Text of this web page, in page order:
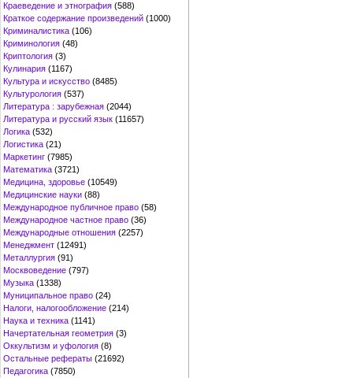
Краеведение и этнография (588)
Краткое содержание произведений (1000)
Криминалистика (106)
Криминология (48)
Криптология (3)
Кулинария (1167)
Культура и искусство (8485)
Культурология (537)
Литература : зарубежная (2044)
Литература и русский язык (11657)
Логика (532)
Логистика (21)
Маркетинг (7985)
Математика (3721)
Медицина, здоровье (10549)
Медицинские науки (88)
Международное публичное право (58)
Международное частное право (36)
Международные отношения (2257)
Менеджмент (12491)
Металлургия (91)
Москвоведение (797)
Музыка (1338)
Муниципальное право (24)
Налоги, налогообложение (214)
Наука и техника (1141)
Начертательная геометрия (3)
Оккультизм и уфология (8)
Остальные рефераты (21692)
Педагогика (7850)